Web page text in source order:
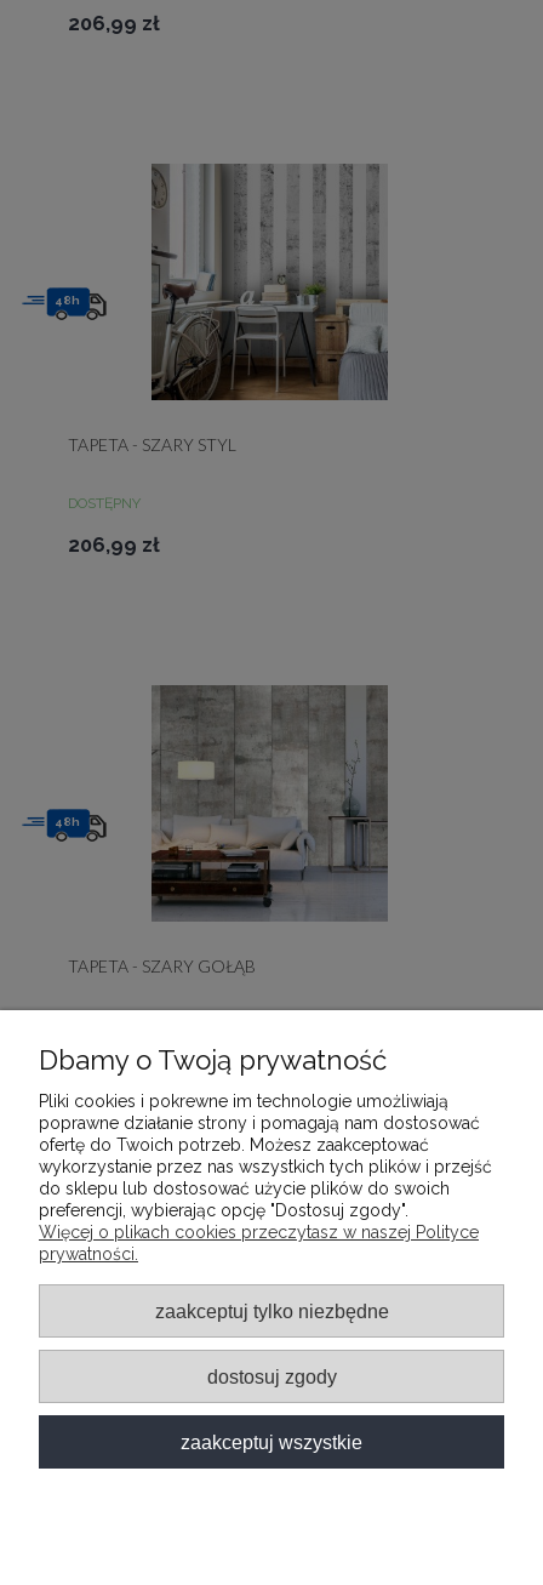
206,99 zł
TAPETA - SZARY STYL
DOSTĘPNY
206,99 zł
48h
TAPETA - SZARY GOŁĄB
206,99 zł
48h
Dbamy o Twoją prywatność
Pliki cookies i pokrewne im technologie umożliwiają
poprawne działanie strony i pomagają nam dostosować
ofertę do Twoich potrzeb. Możesz zaakceptować
wykorzystanie przez nas wszystkich tych plików i przejść
do sklepu lub dostosować użycie plików do swoich
preferencji, wybierając opcję "Dostosuj zgody".
Więcej o plikach cookies przeczytasz w naszej Polityce
prywatności.
zaakceptuj tylko niezbędne
dostosuj zgody
zaakceptuj wszystkie